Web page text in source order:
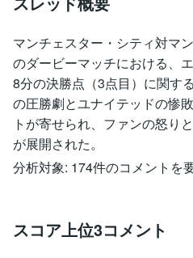
マンチェスター・シティ対マ
のダービーマッチにおける、
8分の決勝点（3点目）に関す
の圧勝劇とユナイテッドの惨
トが寄せられ、ファンの怒り
が展開された。
分析対象: 174件のコメントを
スコア上位3コメント